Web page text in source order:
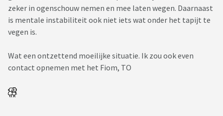
zeker in ogenschouw nemen en mee laten wegen. Daarnaast
is mentale instabiliteit ook niet iets wat onder het tapijt te
vegen is.
Wat een ontzettend moeilijke situatie. Ik zou ook even
contact opnemen met het Fiom, TO